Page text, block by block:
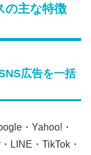
の主な特徴
広告を一括
・Yahoo!・
LINE・TikTok・